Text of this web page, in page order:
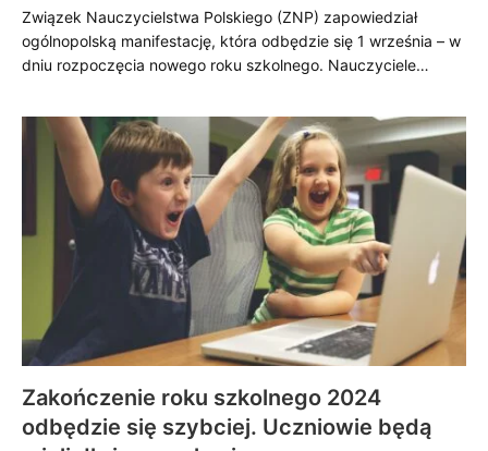
Związek Nauczycielstwa Polskiego (ZNP) zapowiedział
ogólnopolską manifestację, która odbędzie się 1 września – w
dniu rozpoczęcia nowego roku szkolnego. Nauczyciele…
Zakończenie roku szkolnego 2024
odbędzie się szybciej. Uczniowie będą